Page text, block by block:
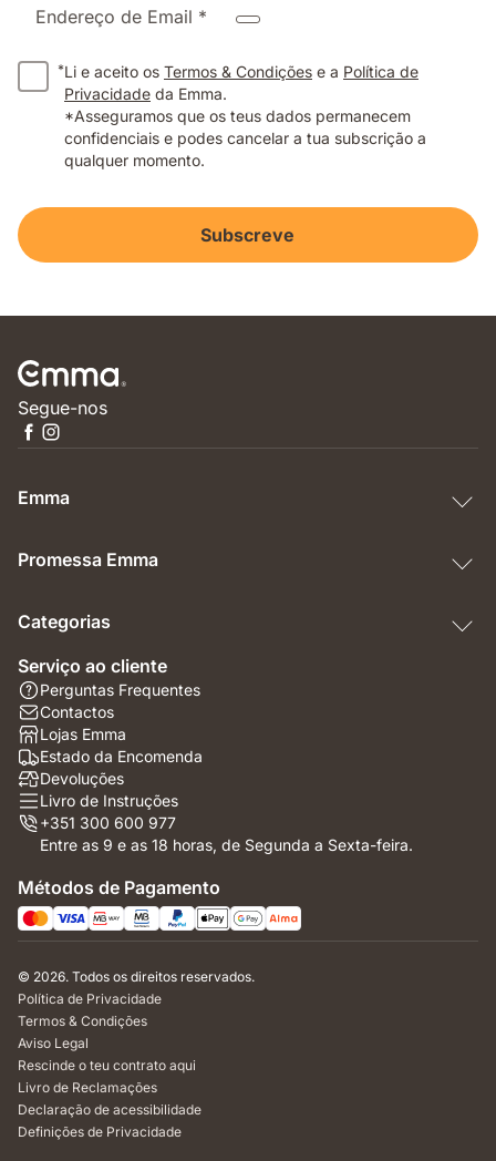
Endereço de Email *
*Li e aceito os Termos & Condições e a Política de
Privacidade da Emma.
*Asseguramos que os teus dados permanecem
confidenciais e podes cancelar a tua subscrição a
qualquer momento.
Subscreve
Segue-nos
Emma
Promessa Emma
Categorias
Serviço ao cliente
Perguntas Frequentes
Contactos
Lojas Emma
Estado da Encomenda
Devoluções
Livro de Instruções
+351 300 600 977
Entre as 9 e as 18 horas, de Segunda a Sexta-feira.
Métodos de Pagamento
© 2026. Todos os direitos reservados.
Política de Privacidade
Termos & Condições
Aviso Legal
Rescinde o teu contrato aqui
Livro de Reclamações
Declaração de acessibilidade
Definições de Privacidade